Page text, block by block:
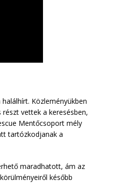
Közleményükben
vettek a keresésben,
Mentőcsoport mély
tartózkodjanak a
maradhatott, ám az
később